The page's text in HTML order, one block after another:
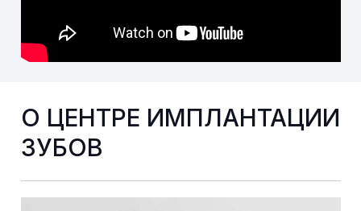
О ЦЕНТРЕ ИМПЛАНТАЦИИ
ЗУБОВ